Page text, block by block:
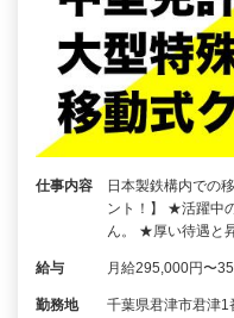
仕事内容
日本製鉄構内での
ント！】 ★活躍中
ん。 ★厚い待遇と
給与 月給295,000円〜
勤務地
千葉県君津市君